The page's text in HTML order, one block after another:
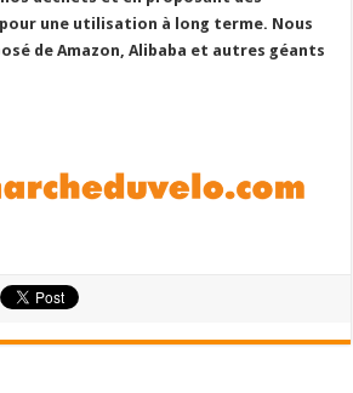
une utilisation à long terme. Nous
de Amazon, Alibaba et autres géants